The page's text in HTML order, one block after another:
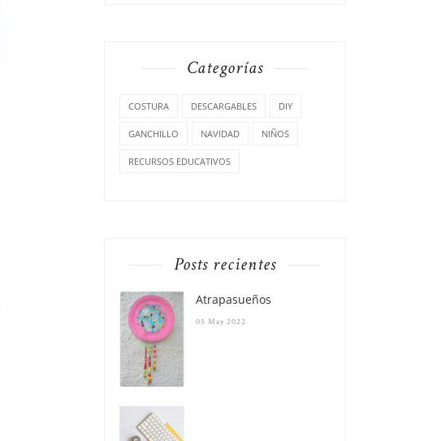
Categorías
COSTURA DESCARGABLES DIY
GANCHILLO NAVIDAD NIÑOS
RECURSOS EDUCATIVOS
Posts recientes
Atrapasueños
05 May 2022